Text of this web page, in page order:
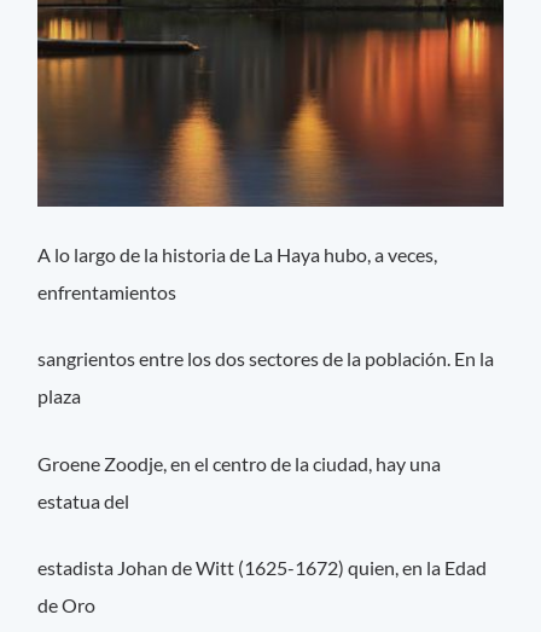
A lo largo de la historia de La Haya hubo, a veces,
enfrentamientos
sangrientos entre los dos sectores de la población. En la
plaza
Groene Zoodje, en el centro de la ciudad, hay una
estatua del
estadista Johan de Witt (1625-1672) quien, en la Edad
de Oro